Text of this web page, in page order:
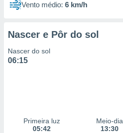
Vento médio: 6 km/h
Nascer e Pôr do sol
Nascer do sol
06:15
Primeira luz
05:42
Meio-dia
13:30